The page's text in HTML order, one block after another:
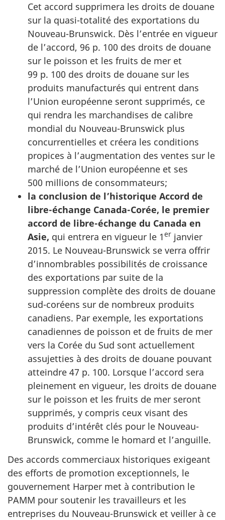
Cet accord supprimera les droits de douane
sur la quasi-totalité des exportations du
Nouveau-Brunswick. Dès l’entrée en vigueur
de l’accord, 96 p. 100 des droits de douane
sur le poisson et les fruits de mer et
99 p. 100 des droits de douane sur les
produits manufacturés qui entrent dans
l’Union européenne seront supprimés, ce
qui rendra les marchandises de calibre
mondial du Nouveau-Brunswick plus
concurrentielles et créera les conditions
propices à l’augmentation des ventes sur le
marché de l’Union européenne et ses
500 millions de consommateurs;
la conclusion de l’historique Accord de
libre-échange Canada-Corée, le premier
accord de libre-échange du Canada en
Asie, qui entrera en vigueur le 1er janvier
2015. Le Nouveau-Brunswick se verra offrir
d’innombrables possibilités de croissance
des exportations par suite de la
suppression complète des droits de douane
sud-coréens sur de nombreux produits
canadiens. Par exemple, les exportations
canadiennes de poisson et de fruits de mer
vers la Corée du Sud sont actuellement
assujetties à des droits de douane pouvant
atteindre 47 p. 100. Lorsque l’accord sera
pleinement en vigueur, les droits de douane
sur le poisson et les fruits de mer seront
supprimés, y compris ceux visant des
produits d’intérêt clés pour le Nouveau-
Brunswick, comme le homard et l’anguille.
Des accords commerciaux historiques exigeant
des efforts de promotion exceptionnels, le
gouvernement Harper met à contribution le
PAMM pour soutenir les travailleurs et les
entreprises du Nouveau-Brunswick et veiller à ce